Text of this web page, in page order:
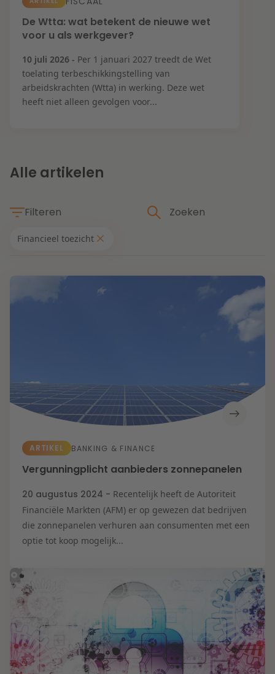
Herstructurering & Insolventie
Energie
Zorg & Sociaal domein
Overheid & Omgeving
Aanbesteding & Mededinging
Dichtbij de kansen en uitdagingen in de
woningbouw
Dichtbij de wendbare onderneming
Internationale partners
Nieuws
Nederlands
English
De Wtta: wat betekent de nieuwe wet
voor u als werkgever?
10 juli 2026 - Per 1 januari 2027 treedt de Wet
toelating terbeschikkingstelling van
arbeidskrachten (Wtta) in werking. Deze wet
heeft niet alleen gevolgen voor...
Alle artikelen
Filteren
Energietransitie
Kansen en uitdagingen in de woningbouw
& Verzekering
Arbeid & Pensioen
Banking & Finance
Corporate & M&A
De veerkrachtige
Energie
Fiscaal
Herstructurering &
Insolventie
IT & Privacy
Litigation
Onderwijs
Overheid &
Omgeving
Vastgoed
Financieel toezicht
ARTIKEL BANKING & FINANCE
Vergunningplicht aanbieders zonnepanelen
20 augustus 2024 - Recentelijk heeft de Autoriteit
Financiële Markten (AFM) er op gewezen dat bedrijven
die zonnepanelen verhuren aan consumenten met een
optie tot koop mogelijk...